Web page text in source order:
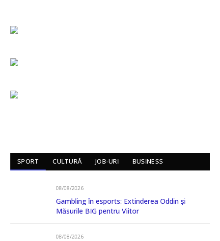
SPORT CULTURĂ JOB-URI BUSINESS
08/08/2026
Gambling în esports: Extinderea Oddin și
Măsurile BIG pentru Viitor
08/08/2026